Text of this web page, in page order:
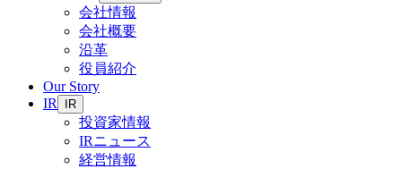
会社情報
会社概要
沿革
役員紹介
Our Story
IR
IR
投資家情報
IRニュース
経営情報